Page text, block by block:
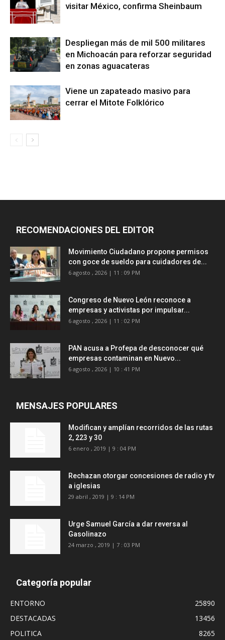
visitar México, confirma Sheinbaum
Despliegan más de mil 500 militares
en Michoacán para reforzar seguridad
en zonas aguacateras
Viene un zapateado masivo para
cerrar el Mitote Folklórico
RECOMENDACIONES DEL EDITOR
Movimiento Ciudadano propone permisos
con goce de sueldo para cuidadores de...
6 agosto , 2026 | 11 : 09 PM
Congreso de Nuevo León reconoce a
empresas y activistas por impulsar...
6 agosto , 2026 | 11 : 02 PM
PAN acusa a Profepa de desconocer qué
empresas contaminan en Nuevo...
6 agosto , 2026 | 10 : 41 PM
MENSAJES POPULARES
Modifican y amplían recorridos de las rutas
2, 223 y 30
6 enero , 2019 | 9 : 04 PM
Rechazan otorgar concesiones de radio y tv
a iglesias
29 abril , 2019 | 9 : 14 PM
Urge Samuel García a dar reversa al
Gasolinazo
24 marzo , 2019 | 7 : 03 PM
Categoría popular
ENTORNO
25890
DESTACADAS
13456
POLITICA
8265